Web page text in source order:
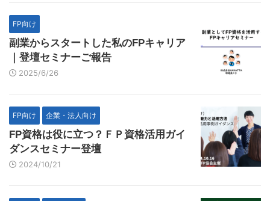
FP向け
副業からスタートした私のFPキャリア
｜登壇セミナーご報告
2025/6/26
FP向け 企業・法人向け
FP資格は役に立つ？ＦＰ資格活用ガイ
ダンスセミナー登壇
2024/10/21